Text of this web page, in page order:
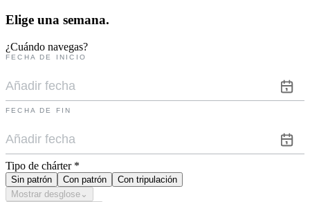
Elige una semana.
¿Cuándo navegas?
FECHA DE INICIO
FECHA DE FIN
Tipo de chárter *
Sin patrón Con patrón
Con tripulación
Mostrar desglose ⌄